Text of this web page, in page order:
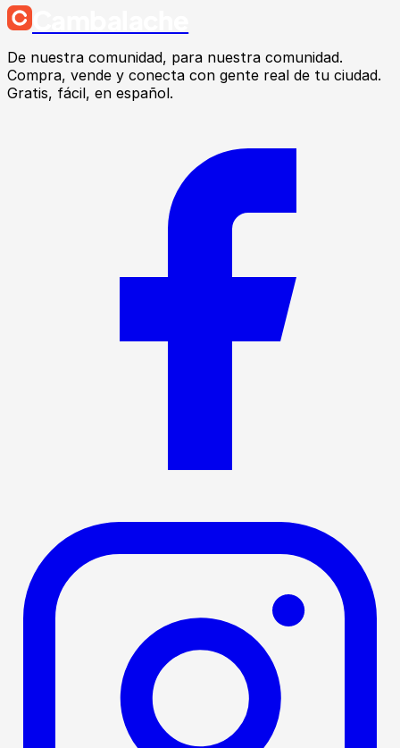
De nuestra comunidad, para nuestra comunidad.
Compra, vende y conecta con gente real de tu ciudad.
Gratis, fácil, en español.